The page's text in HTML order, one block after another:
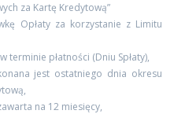
za Kartę Kredytową”
Opłaty za korzystanie z Limitu
terminie płatności (Dniu Spłaty),
jest ostatniego dnia okresu
na 12 miesięcy,